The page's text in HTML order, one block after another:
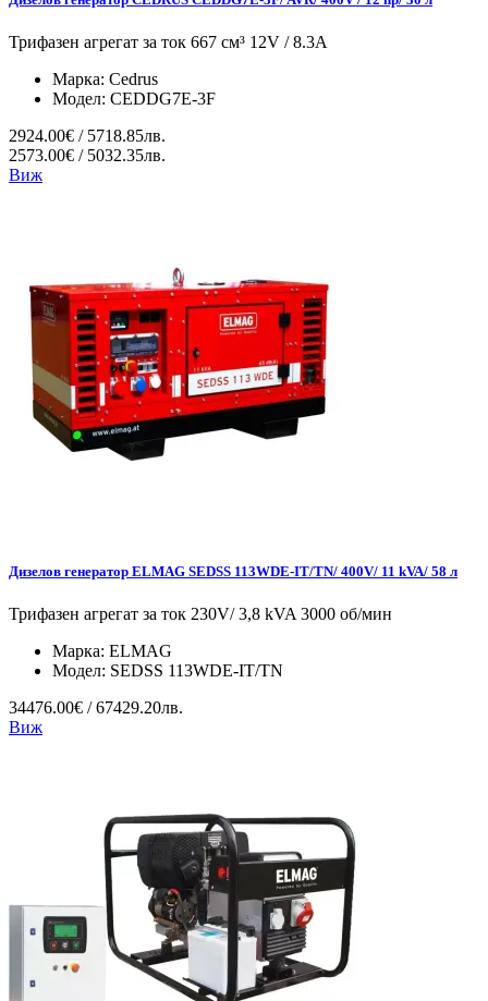
Трифазен агрегат за ток 667 см³ 12V / 8.3A
Марка: Cedrus
Модел: CEDDG7E-3F
2924.00€ / 5718.85лв.
2573.00€ / 5032.35лв.
Виж
Дизелов генератор ELMAG SEDSS 113WDE-IT/TN/ 400V/ 11 kVA/ 58 л
Трифазен агрегат за ток 230V/ 3,8 kVA 3000 об/мин
Марка: ELMAG
Модел: SEDSS 113WDE-IT/TN
34476.00€ / 67429.20лв.
Виж